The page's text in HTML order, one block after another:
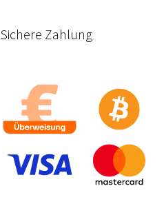
Sichere Zahlung